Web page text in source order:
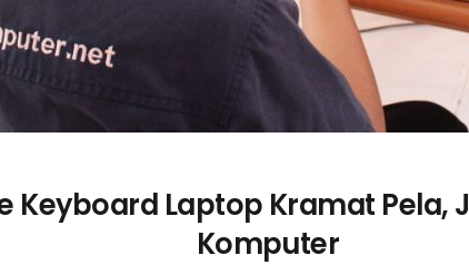
Keyboard Laptop Kramat Pela,
Komputer